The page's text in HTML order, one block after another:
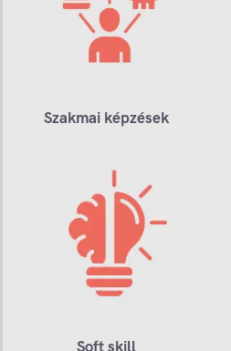
Szakmai képzések
Soft skill